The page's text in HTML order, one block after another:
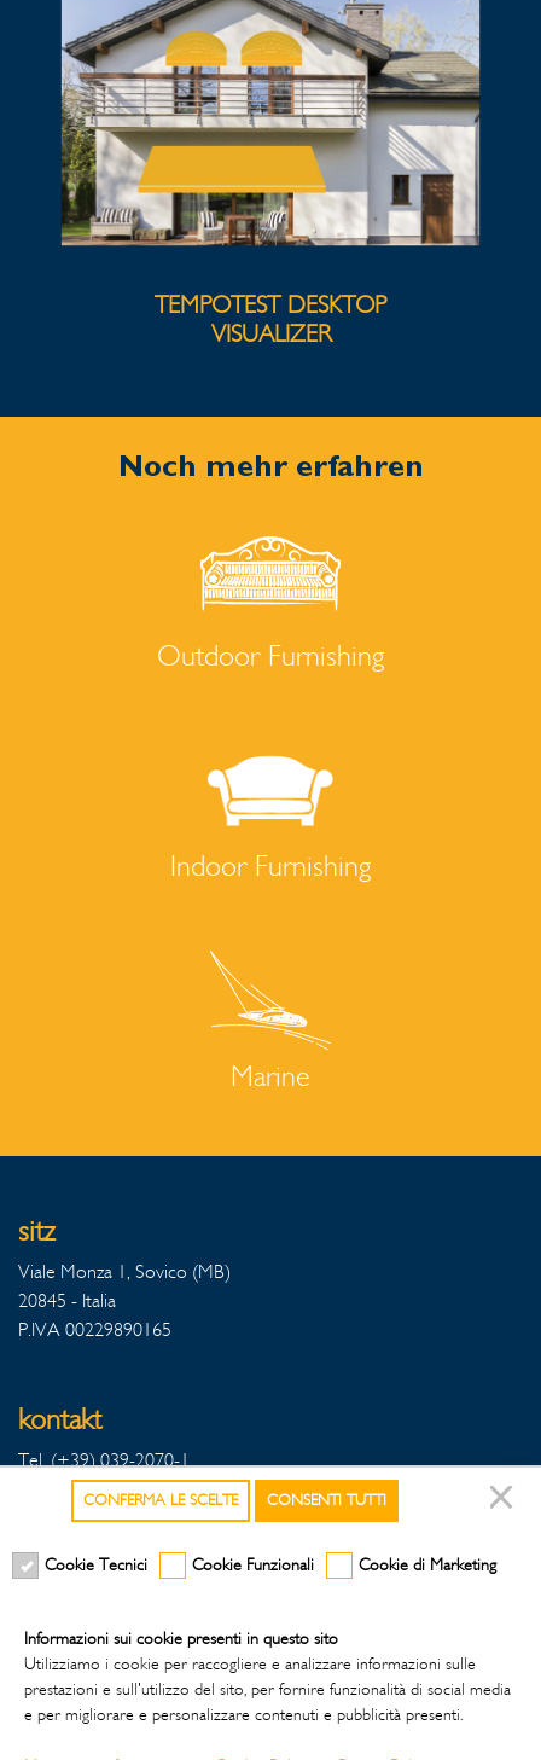
TEMPOTEST DESKTOP
VISUALIZER
Noch mehr erfahren
Outdoor Furnishing
Indoor Furnishing
Marine
sitz
Viale Monza 1, Sovico (MB)
20845 - Italia
P.IVA 00229890165
kontakt
Tel. (+39) 039-2070-1
Fax Export (+39) 039-2070342
Fax Italia (+39) 039-2070396
CONFERMA LE SCELTE CONSENTI TUTTI
Cookie Tecnici Cookie Funzionali Cookie di Marketing
Informazioni sui cookie presenti in questo sito
Utilizziamo i cookie per raccogliere e analizzare informazioni sulle
prestazioni e sull'utilizzo del sito, per fornire funzionalità di social media
e per migliorare e personalizzare contenuti e pubblicità presenti.